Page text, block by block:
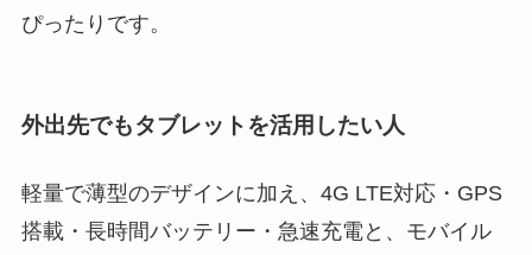
ぴったりです。
外出先でもタブレットを活用したい人
軽量で薄型のデザインに加え、4G LTE対応・GPS
搭載・長時間バッテリー・急速充電と、モバイル